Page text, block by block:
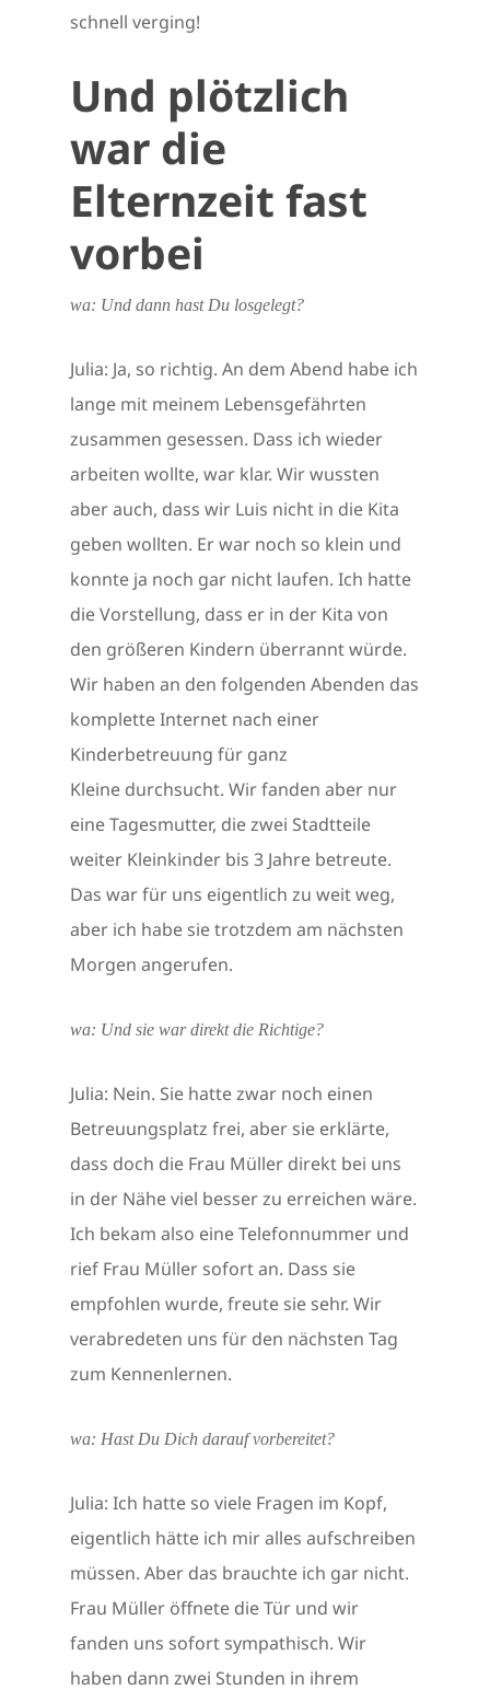
schnell verging!
Und plötzlich
war die
Elternzeit fast
vorbei
wa: Und dann hast Du losgelegt?
Julia: Ja, so richtig. An dem Abend habe ich
lange mit meinem Lebensgefährten
zusammen gesessen. Dass ich wieder
arbeiten wollte, war klar. Wir wussten
aber auch, dass wir Luis nicht in die Kita
geben wollten. Er war noch so klein und
konnte ja noch gar nicht laufen. Ich hatte
die Vorstellung, dass er in der Kita von
den größeren Kindern überrannt würde.
Wir haben an den folgenden Abenden das
komplette Internet nach einer
Kinderbetreuung für ganz
Kleine durchsucht. Wir fanden aber nur
eine Tagesmutter, die zwei Stadtteile
weiter Kleinkinder bis 3 Jahre betreute.
Das war für uns eigentlich zu weit weg,
aber ich habe sie trotzdem am nächsten
Morgen angerufen.
wa: Und sie war direkt die Richtige?
Julia: Nein. Sie hatte zwar noch einen
Betreuungsplatz frei, aber sie erklärte,
dass doch die Frau Müller direkt bei uns
in der Nähe viel besser zu erreichen wäre.
Ich bekam also eine Telefonnummer und
rief Frau Müller sofort an. Dass sie
empfohlen wurde, freute sie sehr. Wir
verabredeten uns für den nächsten Tag
zum Kennenlernen.
wa: Hast Du Dich darauf vorbereitet?
Julia: Ich hatte so viele Fragen im Kopf,
eigentlich hätte ich mir alles aufschreiben
müssen. Aber das brauchte ich gar nicht.
Frau Müller öffnete die Tür und wir
fanden uns sofort sympathisch. Wir
haben dann zwei Stunden in ihrem